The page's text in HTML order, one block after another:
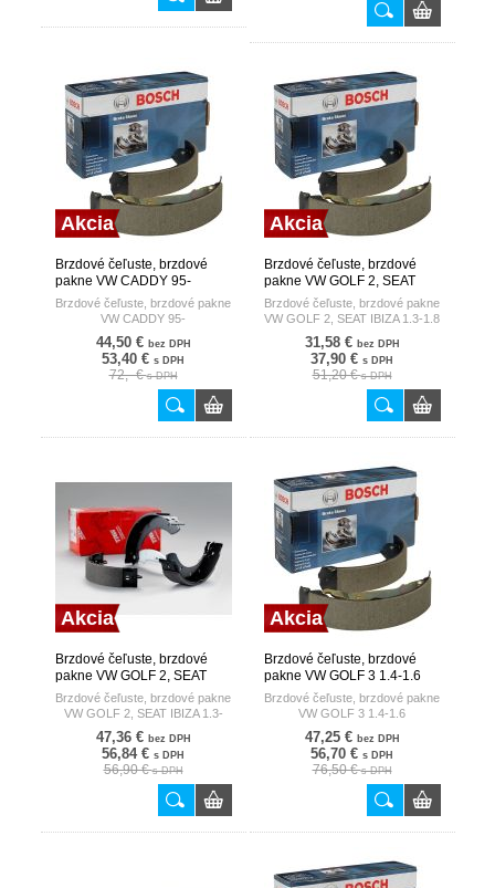
Akcia
Brzdové čeľuste, brzdové
pakne VW CADDY 95-
BOSCH
Brzdové čeľuste, brzdové pakne
VW CADDY 95-
44,50 € bez DPH
53,40 € s DPH
72,- €s DPH
Akcia
Brzdové čeľuste, brzdové
pakne VW GOLF 2, SEAT
IBIZA 1.3-1.8 BOSCH
Brzdové čeľuste, brzdové pakne
VW GOLF 2, SEAT IBIZA 1.3-1.8
31,58 € bez DPH
37,90 € s DPH
51,20 €s DPH
Akcia
Brzdové čeľuste, brzdové
pakne VW GOLF 2, SEAT
IBIZA 1.3-1.8/ sada = 2 kusy
TRW
Brzdové čeľuste, brzdové pakne
VW GOLF 2, SEAT IBIZA 1.3-
1.8/ sada = 2 kusy
47,36 € bez DPH
56,84 € s DPH
56,90 €s DPH
Akcia
Brzdové čeľuste, brzdové
pakne VW GOLF 3 1.4-1.6
BOSCH
Brzdové čeľuste, brzdové pakne
VW GOLF 3 1.4-1.6
47,25 € bez DPH
56,70 € s DPH
76,50 €s DPH